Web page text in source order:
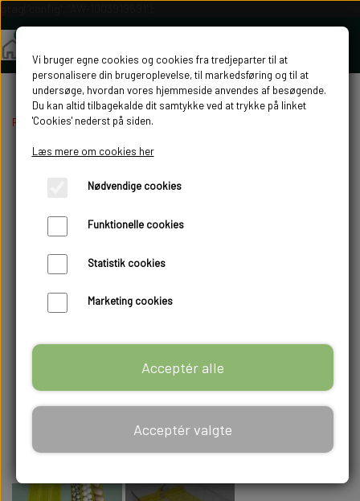
Forside Komplet æggevugge
Vi bruger egne cookies og cookies fra tredjeparter til at
personalisere din brugeroplevelse, til markedsføring og til at
undersøge, hvordan vores hjemmeside anvendes af besøgende.
Du kan altid tilbagekalde dit samtykke ved at trykke på linket
'Cookies' nederst på siden.
Læs mere om cookies her
Nødvendige cookies
Funktionelle cookies
Statistik cookies
Marketing cookies
Acceptér alle
Acceptér valgte